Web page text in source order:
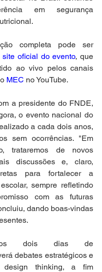
em segurança
completa pode ser
site oficial do evento, que
ao vivo pelos canais
MEC no YouTube.
a presidente do FNDE,
o evento nacional do
a cada dois anos,
sem ocorrências. "Em
trataremos de novos
discussões e, claro,
para fortalecer a
sempre refletindo
com as futuras
dando boas-vindas
os dois dias de
debates estratégicos e
thinking, a fim